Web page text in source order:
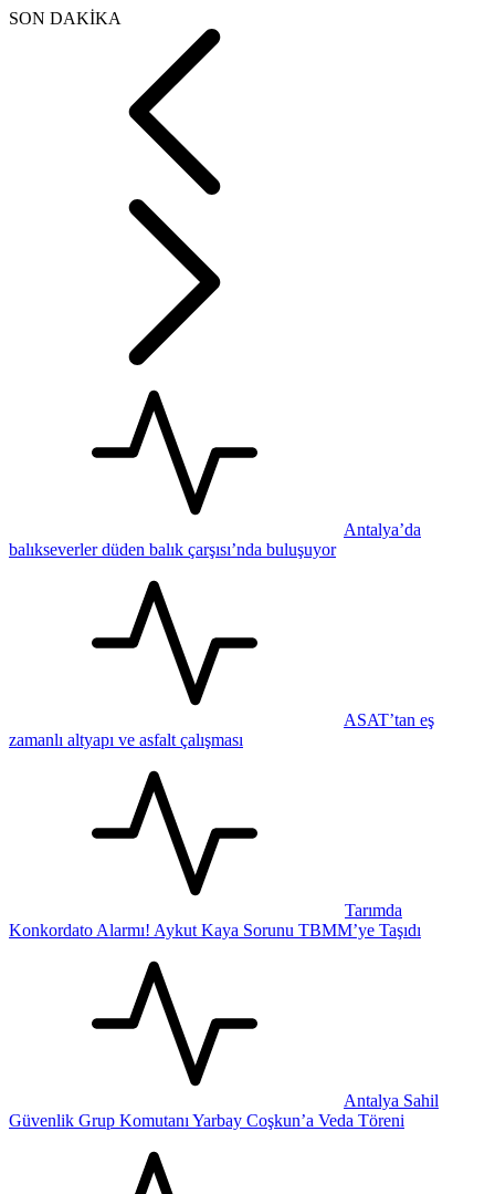
SON DAKİKA
Antalya’da
balıkseverler düden balık çarşısı’nda buluşuyor
ASAT’tan eş
zamanlı altyapı ve asfalt çalışması
Tarımda
Konkordato Alarmı! Aykut Kaya Sorunu TBMM’ye Taşıdı
Antalya Sahil
Güvenlik Grup Komutanı Yarbay Coşkun’a Veda Töreni